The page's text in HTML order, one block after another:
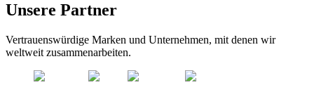
Unsere Partner
Vertrauenswürdige Marken und Unternehmen, mit denen wir
weltweit zusammenarbeiten.